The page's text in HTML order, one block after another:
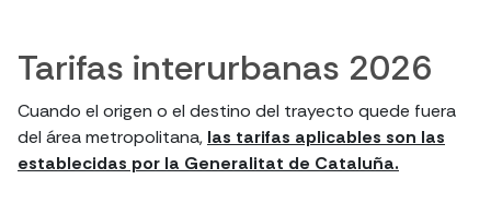
Tarifas interurbanas 2026
Cuando el origen o el destino del trayecto quede fuera
del área metropolitana, las tarifas aplicables son las
establecidas por la Generalitat de Cataluña.